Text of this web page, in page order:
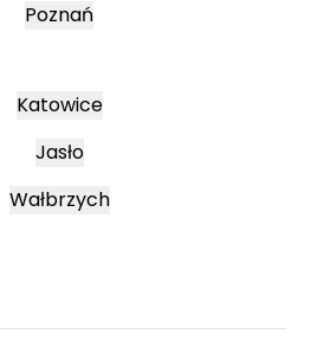
Poznań
Katowice
Jasło
Wałbrzych